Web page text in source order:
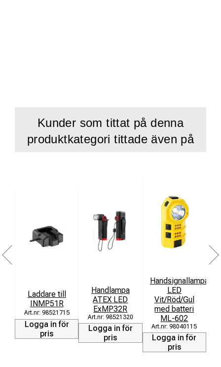
Kunder som tittat på denna
produktkategori tittade även på
Laddare till
INMP51R
98521715
Logga in för
pris
Handlampa
ATEX LED
ExMP32R
98521320
Logga in för
pris
Handsignallampa
LED
Vit/Röd/Gul
med batteri
ML-602
98040115
Logga in för
pris